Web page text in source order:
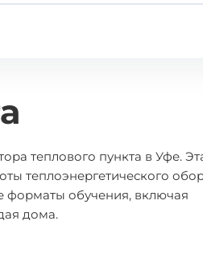
теплового пункта в Уфе.
теплоэнергетического
форматы обучения, включая
дома.